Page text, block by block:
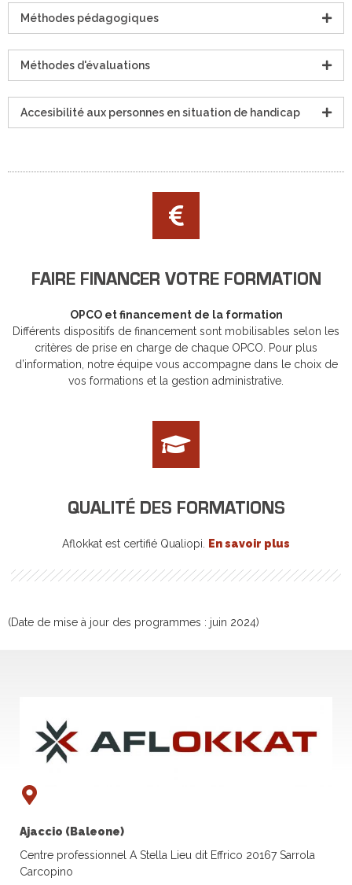
Méthodes pédagogiques
Méthodes d'évaluations
Accesibilité aux personnes en situation de handicap
FAIRE FINANCER VOTRE FORMATION
OPCO et financement de la formation
Différents dispositifs de financement sont mobilisables selon les
critères de prise en charge de chaque OPCO. Pour plus
d’information, notre équipe vous accompagne dans le choix de
vos formations et la gestion administrative.
QUALITÉ DES FORMATIONS
Aflokkat est certifié Qualiopi. En savoir plus
(Date de mise à jour des programmes : juin 2024)
Ajaccio (Baleone)
Centre professionnel A Stella Lieu dit Effrico 20167 Sarrola
Carcopino